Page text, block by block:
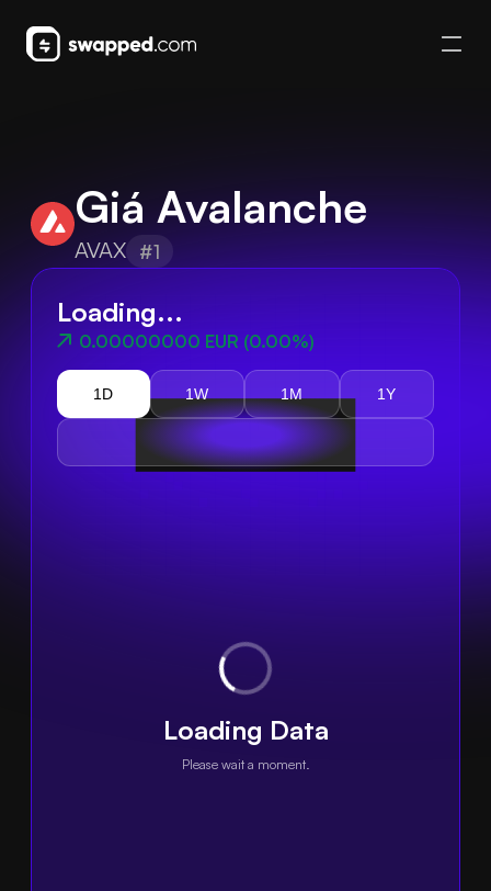
Giá Avalanche
AVAX #1
Loading...
0.00000000 EUR (0.00%)
1D 1W 1M 1Y
Loading Data
Please wait a moment.